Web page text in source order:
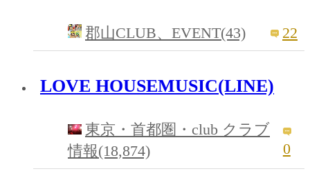
郡山CLUB、EVENT(43) 22
LOVE HOUSEMUSIC(LINE)
東京・首都圏・club クラブ
情報(18,874)
0